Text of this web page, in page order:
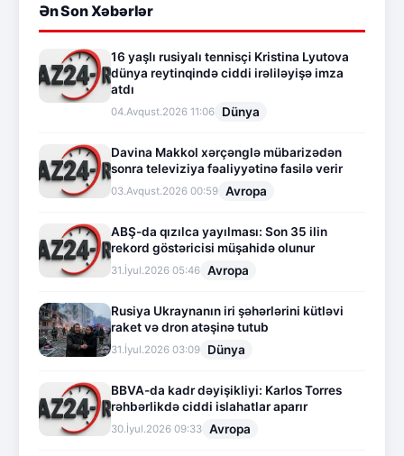
Ən Son Xəbərlər
16 yaşlı rusiyalı tennisçi Kristina Lyutova
dünya reytinqində ciddi irəliləyişə imza
atdı
04.Avqust.2026 11:06 Dünya
Davina Makkol xərçənglə mübarizədən
sonra televiziya fəaliyyətinə fasilə verir
03.Avqust.2026 00:59 Avropa
ABŞ-da qızılca yayılması: Son 35 ilin
rekord göstəricisi müşahidə olunur
31.İyul.2026 05:46 Avropa
Rusiya Ukraynanın iri şəhərlərini kütləvi
raket və dron atəşinə tutub
31.İyul.2026 03:09 Dünya
BBVA-da kadr dəyişikliyi: Karlos Torres
rəhbərlikdə ciddi islahatlar aparır
30.İyul.2026 09:33 Avropa